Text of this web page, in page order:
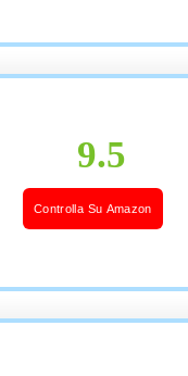
9.5
Controlla Su Amazon